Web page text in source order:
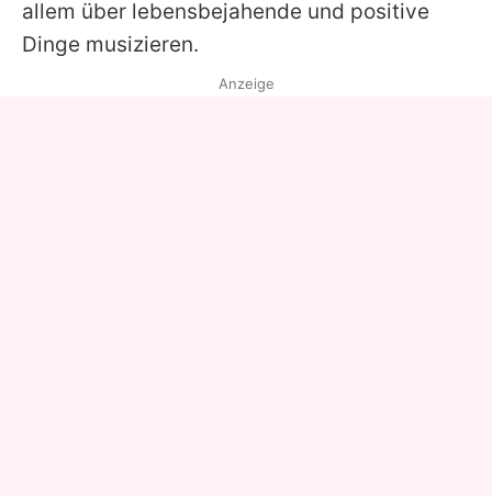
allem über lebensbejahende und positive
Dinge musizieren.
Anzeige